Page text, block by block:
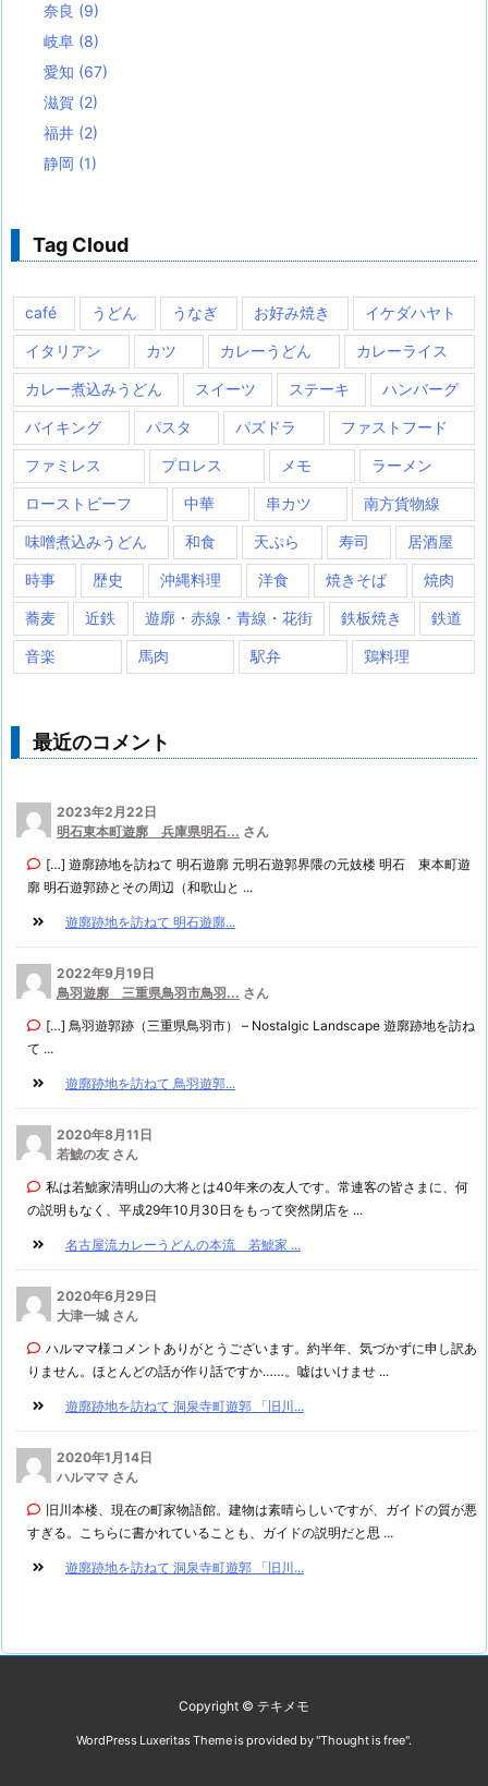
奈良 (9)
岐阜 (8)
愛知 (67)
滋賀 (2)
福井 (2)
静岡 (1)
Tag Cloud
café うどん うなぎ お好み焼き イケダハヤト
イタリアン カツ カレーうどん カレーライス
カレー煮込みうどん スイーツ ステーキ ハンバーグ
バイキング パスタ パズドラ ファストフード
ファミレス プロレス メモ ラーメン
ローストビーフ 中華 串カツ 南方貨物線
味噌煮込みうどん 和食 天ぷら 寿司 居酒屋
時事 歴史 沖縄料理 洋食 焼きそば 焼肉
蕎麦 近鉄 遊廓・赤線・青線・花街 鉄板焼き 鉄道
音楽 馬肉 駅弁 鶏料理
最近のコメント
2023年2月22日
明石東本町遊廓 兵庫県明石... さん
[…] 遊廓跡地を訪ねて 明石遊廓 元明石遊郭界隈の元妓楼 明石 東本町遊
廓 明石遊郭跡とその周辺（和歌山と ...
遊廓跡地を訪ねて 明石遊廓...
2022年9月19日
鳥羽遊廓 三重県鳥羽市鳥羽... さん
[…] 鳥羽遊郭跡（三重県鳥羽市） – Nostalgic Landscape 遊廓跡地を訪ね
て ...
遊廓跡地を訪ねて 鳥羽遊郭...
2020年8月11日
若鯱の友 さん
私は若鯱家清明山の大将とは40年来の友人です。常連客の皆さまに、何
の説明もなく、平成29年10月30日をもって突然閉店を ...
名古屋流カレーうどんの本流 若鯱家 ...
2020年6月29日
大津一城 さん
ハルママ様コメントありがとうございます。約半年、気づかずに申し訳あ
りません。ほとんどの話が作り話ですか……。嘘はいけませ ...
遊廓跡地を訪ねて 洞泉寺町遊郭 「旧川...
2020年1月14日
ハルママ さん
旧川本楼、現在の町家物語館。建物は素晴らしいですが、ガイドの質が悪
すぎる。こちらに書かれていることも、ガイドの説明だと思 ...
遊廓跡地を訪ねて 洞泉寺町遊郭 「旧川...
Copyright © テキメモ
WordPress Luxeritas Theme is provided by "Thought is free".